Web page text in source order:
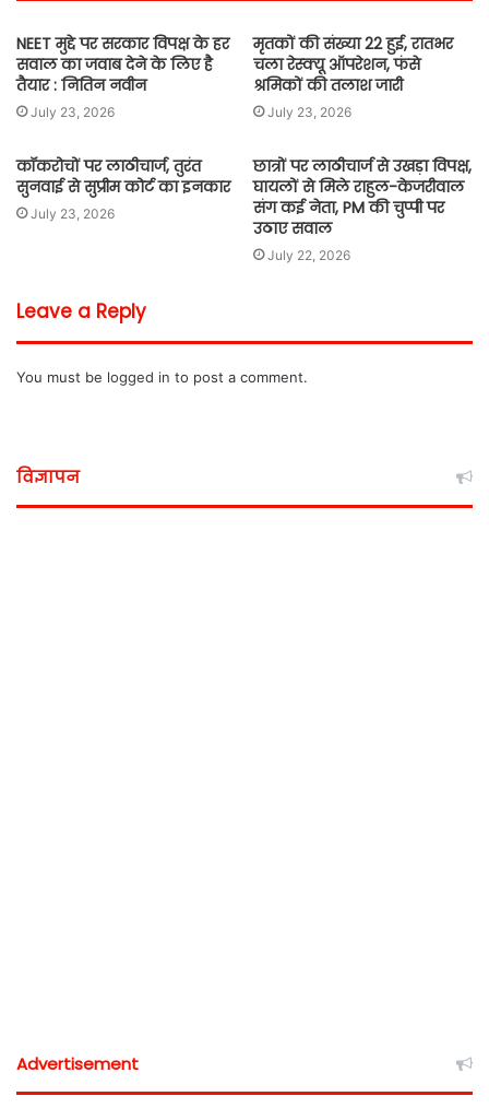
NEET मुद्दे पर सरकार विपक्ष के हर
सवाल का जवाब देने के लिए है
तैयार : नितिन नवीन
July 23, 2026
मृतकों की संख्या 22 हुई, रातभर
चला रेस्क्यू ऑपरेशन, फंसे
श्रमिकों की तलाश जारी
July 23, 2026
कॉकरोचों पर लाठीचार्ज, तुरंत
सुनवाई से सुप्रीम कोर्ट का इनकार
July 23, 2026
छात्रों पर लाठीचार्ज से उखड़ा विपक्ष,
घायलों से मिले राहुल-केजरीवाल
संग कई नेता, PM की चुप्पी पर
उठाए सवाल
July 22, 2026
Leave a Reply
You must be logged in to post a comment.
विज्ञापन
Advertisement